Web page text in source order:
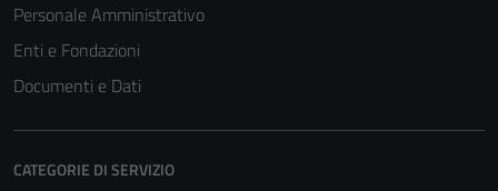
Personale Amministrativo
Enti e Fondazioni
Documenti e Dati
CATEGORIE DI SERVIZIO